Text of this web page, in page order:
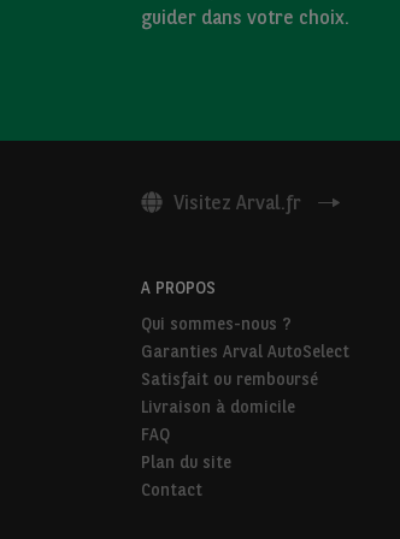
guider dans votre choix.
Visitez Arval.fr
A PROPOS
Qui sommes-nous ?
Garanties Arval AutoSelect
Satisfait ou remboursé
Livraison à domicile
FAQ
Plan du site
Contact